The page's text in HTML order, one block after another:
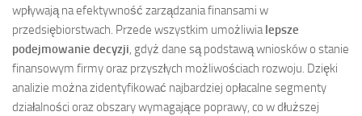
wpływają na efektywność zarządzania finansami w
przedsiębiorstwach. Przede wszystkim umożliwia lepsze
podejmowanie decyzji, gdyż dane są podstawą wniosków o stanie
finansowym firmy oraz przyszłych możliwościach rozwoju. Dzięki
analizie można zidentyfikować najbardziej opłacalne segmenty
działalności oraz obszary wymagające poprawy, co w dłuższej